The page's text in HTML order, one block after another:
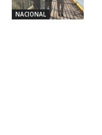
NACIONAL